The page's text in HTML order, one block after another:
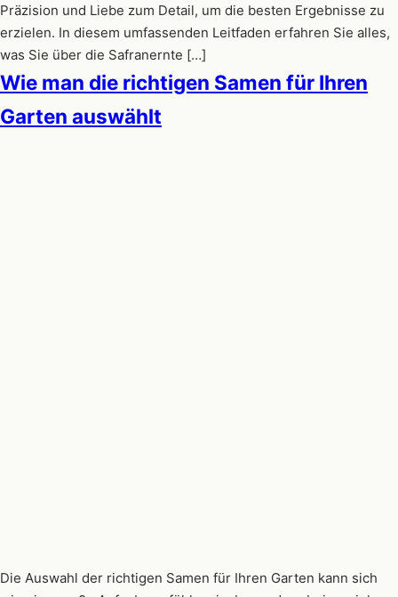
Präzision und Liebe zum Detail, um die besten Ergebnisse zu
erzielen. In diesem umfassenden Leitfaden erfahren Sie alles,
was Sie über die Safranernte […]
Wie man die richtigen Samen für Ihren
Garten auswählt
Die Auswahl der richtigen Samen für Ihren Garten kann sich